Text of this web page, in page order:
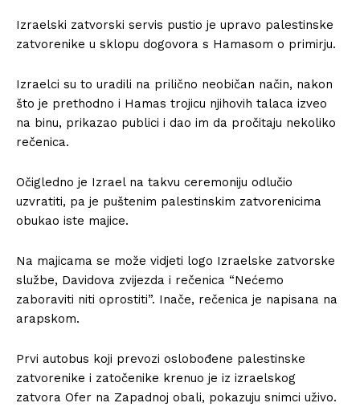
Izraelski zatvorski servis pustio je upravo palestinske
zatvorenike u sklopu dogovora s Hamasom o primirju.
Izraelci su to uradili na prilično neobičan način, nakon
što je prethodno i Hamas trojicu njihovih talaca izveo
na binu, prikazao publici i dao im da pročitaju nekoliko
rečenica.
Očigledno je Izrael na takvu ceremoniju odlučio
uzvratiti, pa je puštenim palestinskim zatvorenicima
obukao iste majice.
Na majicama se može vidjeti logo Izraelske zatvorske
službe, Davidova zvijezda i rečenica “Nećemo
zaboraviti niti oprostiti”. Inače, rečenica je napisana na
arapskom.
Prvi autobus koji prevozi oslobođene palestinske
zatvorenike i zatočenike krenuo je iz izraelskog
zatvora Ofer na Zapadnoj obali, pokazuju snimci uživo.